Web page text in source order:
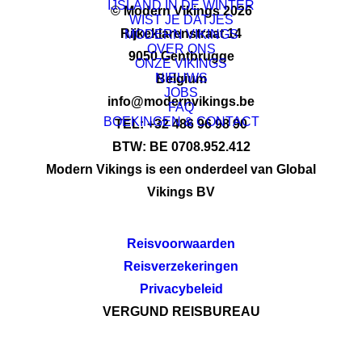
IJSLAND IN DE WINTER
WIST JE DATJES
MODERN VIKINGS
OVER ONS
ONZE VIKINGS
NIEUWS
JOBS
FAQ
BOEKINGEN & CONTACT
© Modern Vikings 2026
Rijkeklarenstraat 14
9050 Gentbrugge
Belgium
info@modernvikings.be
TEL: +32 486 96 98 90
BTW: BE 0708.952.412
Modern Vikings is een onderdeel van Global
Vikings BV
Reisvoorwaarden
Reisverzekeringen
Privacybeleid
VERGUND REISBUREAU